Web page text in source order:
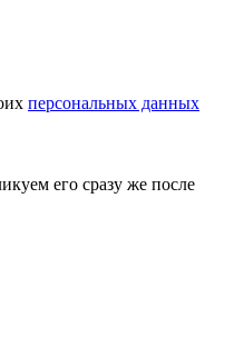
персональных данных
его сразу же после